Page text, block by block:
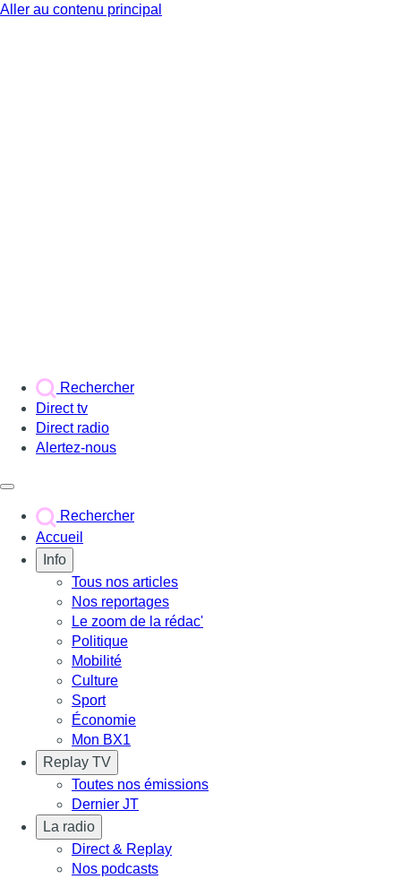
Aller au contenu principal
Rechercher
Direct tv
Direct radio
Alertez-nous
Rechercher
Accueil
Info
Tous nos articles
Nos reportages
Le zoom de la rédac'
Politique
Mobilité
Culture
Sport
Économie
Mon BX1
Replay TV
Toutes nos émissions
Dernier JT
La radio
Direct & Replay
Nos podcasts